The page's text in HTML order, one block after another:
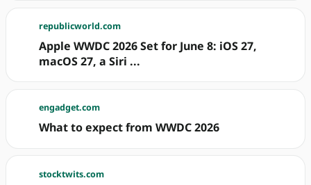
republicworld.com
Apple WWDC 2026 Set for June 8: iOS 27,
macOS 27, a Siri ...
engadget.com
What to expect from WWDC 2026
stocktwits.com